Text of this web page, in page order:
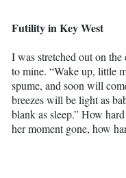
Futility in Key West
I was stretched out on
to mine. “Wake up, little
spume, and soon will
breezes will be light as
blank as sleep.” How
her moment gone, how